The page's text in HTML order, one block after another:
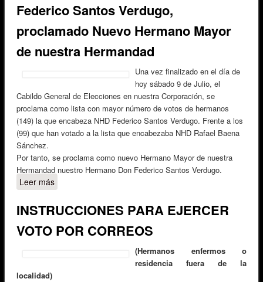
Federico Santos Verdugo,
proclamado Nuevo Hermano Mayor
de nuestra Hermandad
Una vez finalizado en el día de
hoy sábado 9 de Julio, el
Cabildo General de Elecciones en nuestra Corporación, se
proclama como lista con mayor número de votos de hermanos
(149) la que encabeza NHD Federico Santos Verdugo. Frente a los
(99) que han votado a la lista que encabezaba NHD Rafael Baena
Sánchez.
Por tanto, se proclama como nuevo Hermano Mayor de nuestra
Hermandad nuestro Hermano Don Federico Santos Verdugo.
Leer mássobre Federico Santos Verdugo, proclamado Nuevo
INSTRUCCIONES PARA EJERCER
VOTO POR CORREOS
(Hermanos enfermos o
residencia fuera de la
localidad)